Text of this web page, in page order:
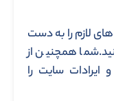
لازم را به دست
همچنین از
ایرادات سایت را